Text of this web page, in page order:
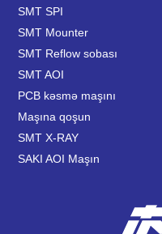
SMT SPI
SMT Mounter
SMT Reflow sobası
SMT AOI
PCB kəsmə maşını
Maşına qoşun
SMT X-RAY
SAKI AOI Maşın